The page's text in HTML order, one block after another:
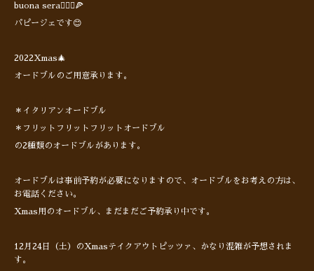
buona sera🙋🏻‍♂️🍕
パピージェです😊
2022Xmas🎄
オードブルのご用意承ります。
＊イタリアンオードブル
＊フリットフリットフリットオードブル
の2種類のオードブルがあります。
オードブルは事前予約が必要になりますので、オードブルをお考えの方は、
お電話ください。
Xmas用のオードブル、まだまだご予約承り中です。
12月24日（土）のXmasテイクアウトピッツァ、かなり混雑が予想されま
す。